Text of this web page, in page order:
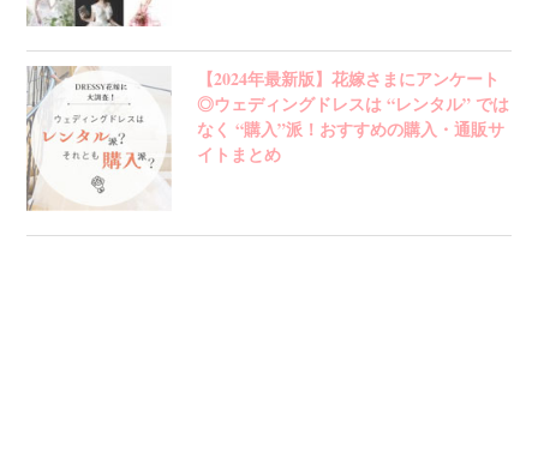
【2024年最新版】花嫁さまにアンケート
◎ウェディングドレスは “レンタル” では
なく “購入”派！おすすめの購入・通販サ
イトまとめ